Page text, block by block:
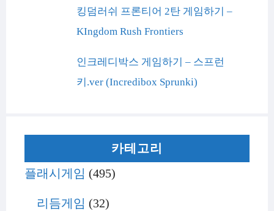
킹덤러쉬 프론티어 2탄 게임하기 –
KIngdom Rush Frontiers
인크레디박스 게임하기 – 스프런
키.ver (Incredibox Sprunki)
카테고리
플래시게임 (495)
리듬게임 (32)